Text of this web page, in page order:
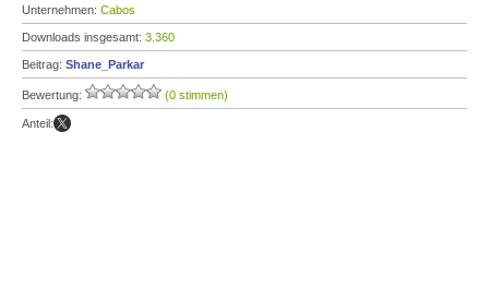
Unternehmen: Cabos
Downloads insgesamt: 3.360
Beitrag: Shane_Parkar
Bewertung: (0 stimmen)
Anteil: